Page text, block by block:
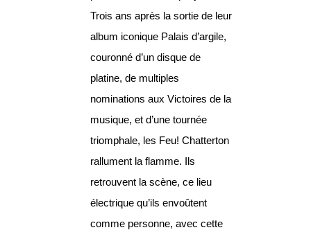
Trois ans après la sortie de leur
album iconique Palais d’argile,
couronné d’un disque de
platine, de multiples
nominations aux Victoires de la
musique, et d’une tournée
triomphale, les Feu! Chatterton
rallument la flamme. Ils
retrouvent la scène, ce lieu
électrique qu’ils envoûtent
comme personne, avec cette